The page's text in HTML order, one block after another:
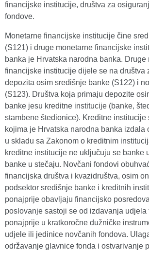
financijske institucije, društva za
fondove.
Monetarne financijske institucije čine
(S121) i druge monetarne financijske
banka je Hrvatska narodna banka. Druge
financijske institucije dijele se na društva
depozita osim središnje banke (S122) i
(S123). Društva koja primaju depozite
banke jesu kreditne institucije (banke,
stambene štedionice). Kreditne institucije
kojima je Hrvatska narodna banka izdala
u skladu sa Zakonom o kreditnim
kreditne institucije ne uključuju se banke
banke u stečaju. Novčani fondovi
financijska društva i kvazidruštva, osim
podsektor središnje banke i kreditnih
ponajprije obavljaju financijsko
poslovanje sastoji se od izdavanja udjela
ponajprije u kratkoročne dužničke
udjele ili jedinice novčanih fondova.
održavanje glavnice fonda i ostvarivanje